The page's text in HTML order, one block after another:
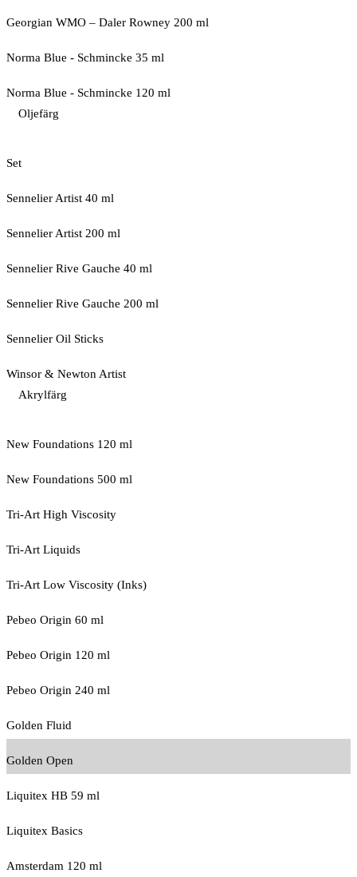
Georgian WMO – Daler Rowney 200 ml
Norma Blue - Schmincke 35 ml
Norma Blue - Schmincke 120 ml
Oljefärg
Set
Sennelier Artist 40 ml
Sennelier Artist 200 ml
Sennelier Rive Gauche 40 ml
Sennelier Rive Gauche 200 ml
Sennelier Oil Sticks
Winsor & Newton Artist
Akrylfärg
New Foundations 120 ml
New Foundations 500 ml
Tri-Art High Viscosity
Tri-Art Liquids
Tri-Art Low Viscosity (Inks)
Pebeo Origin 60 ml
Pebeo Origin 120 ml
Pebeo Origin 240 ml
Golden Fluid
Golden Open
Liquitex HB 59 ml
Liquitex Basics
Amsterdam 120 ml